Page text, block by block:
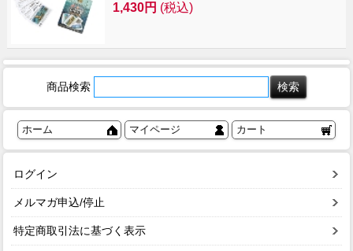
1,430円 (税込)
商品検索
ホーム マイページ カート
ログイン
メルマガ申込/停止
特定商取引法に基づく表示